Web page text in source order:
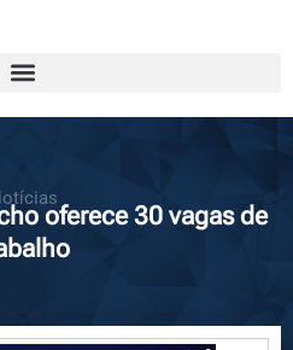
oferece 30 vagas de